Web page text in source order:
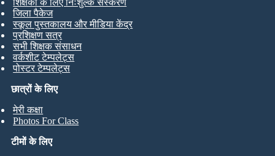
छात्रों के लिए
मेरी कक्षा
Photos For Class
जिला पैकेज
स्कूल पुस्तकालय और मीडिया केंद्र
प्रशिक्षण सत्र
सभी शिक्षक संसाधन
वर्कशीट टेम्पलेट्स
पोस्टर टेम्पलेट्स
टीमों के लिए